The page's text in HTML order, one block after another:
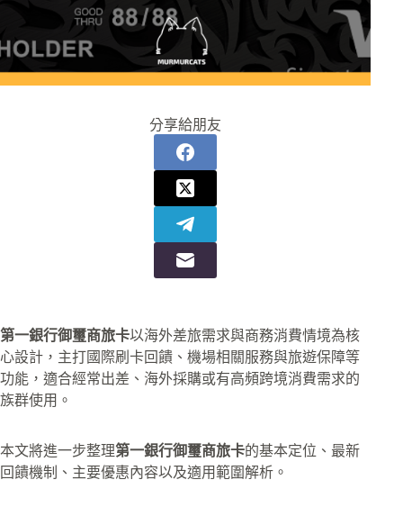
分享給朋友
第一銀行御璽商旅卡以海外差旅需求與商務消費情境為核
心設計，主打國際刷卡回饋、機場相關服務與旅遊保障等
功能，適合經常出差、海外採購或有高頻跨境消費需求的
族群使用。
本文將進一步整理第一銀行御璽商旅卡的基本定位、最新
回饋機制、主要優惠內容以及適用範圍解析。